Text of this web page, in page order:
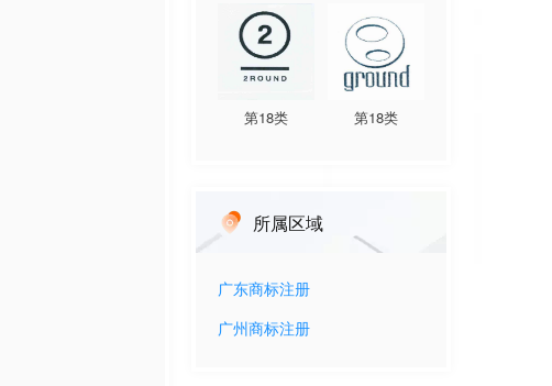
第18类 第18类
所属区域
广东商标注册
广州 商标注册